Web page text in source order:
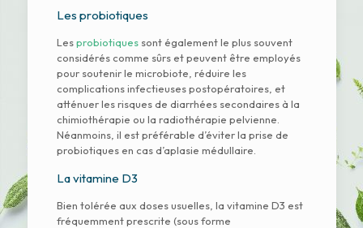
Les probiotiques
Lesprobiotiquessont également le plus souvent
considérés comme sûrs et peuvent être employés
pour soutenir le microbiote, réduire les
complications infectieuses postopératoires, et
atténuer les risques de diarrhées secondaires à la
chimiothérapie ou la radiothérapie pelvienne.
Néanmoins, il est préférable d’éviter la prise de
probiotiques en cas d’aplasie médullaire.
La vitamine D3
Bien tolérée aux doses usuelles, la vitamine D3 est
fréquemment prescrite (sous forme